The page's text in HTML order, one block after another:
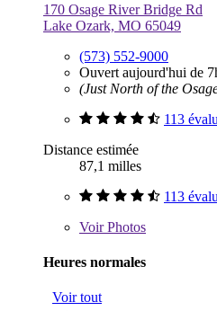
170 Osage River Bridge Rd
Lake Ozark, MO 65049
(573) 552-9000
Ouvert aujourd'hui de
(Just North of the
113
Distance estimée
87,1 milles
113
VoirPhotos
Heures normales
Voir tout